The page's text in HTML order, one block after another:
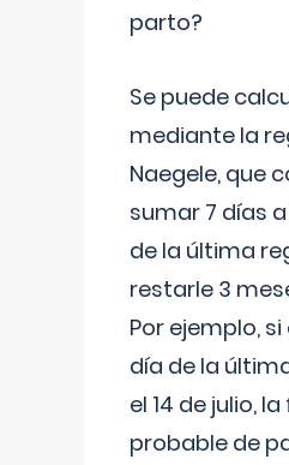
parto?
Se puede
mediante la
Naegele, que
sumar 7 días
de la última
restarle 3
Por ejemplo,
día de la
el 14 de julio,
probable de